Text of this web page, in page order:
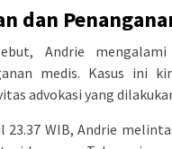
dan
Andrie
medis. Kasus ini
advokasi yang
23.37 WIB, Andrie